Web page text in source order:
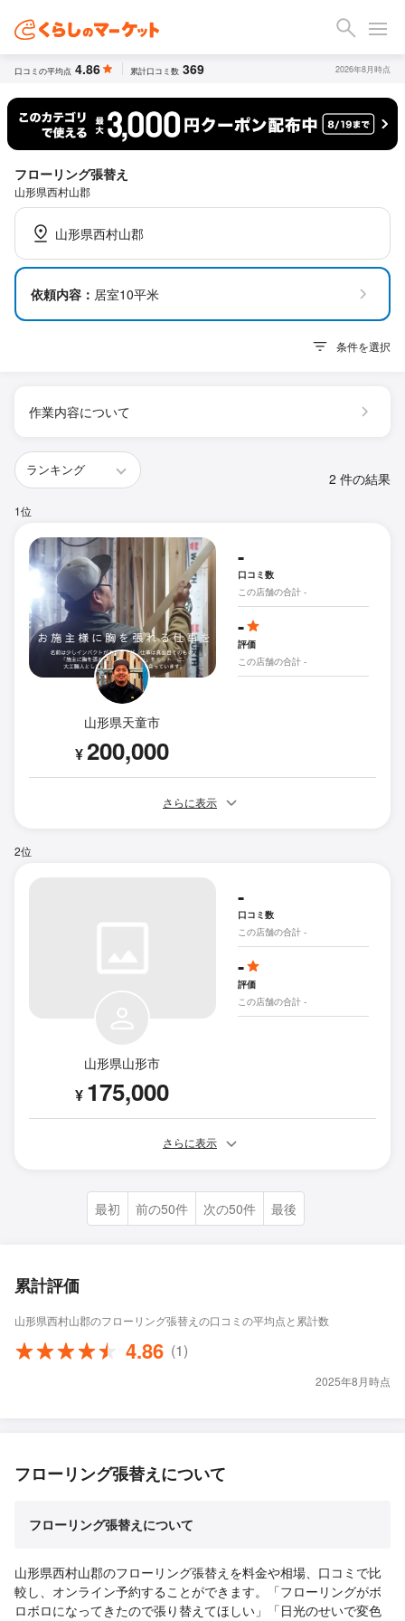
口コミの平均点 4.86 累計口コミ数 369 2026年8月時点
フローリング張替え
山形県西村山郡
山形県西村山郡
依頼内容： 居室10平米
条件を選択
作業内容について
2 件の結果
1位
山形県天童市
¥200,000
-
口コミ数
この店舗の合計 -
-
評価
この店舗の合計 -
さらに表示
2位
山形県山形市
¥ 175,000
-
口コミ数
この店舗の合計 -
-
評価
この店舗の合計 -
さらに表示
最初 前の50件 次の50件 最後
累計評価
山形県西村山郡のフローリング張替えの口コミの平均点と累計数
4.86 (1)
2025年8月時点
フローリング張替えについて
フローリング張替えについて
山形県西村山郡のフローリング張替えを料金や相場、口コミで比
較し、オンライン予約することができます。「フローリングがボ
ロボロになってきたので張り替えてほしい」「日光のせいで変色